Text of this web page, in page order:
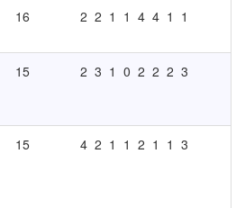
16 2 2 1 1 4 4 1 1
15 2 3 1 0 2 2 2 3
15 4 2 1 1 2 1 1 3